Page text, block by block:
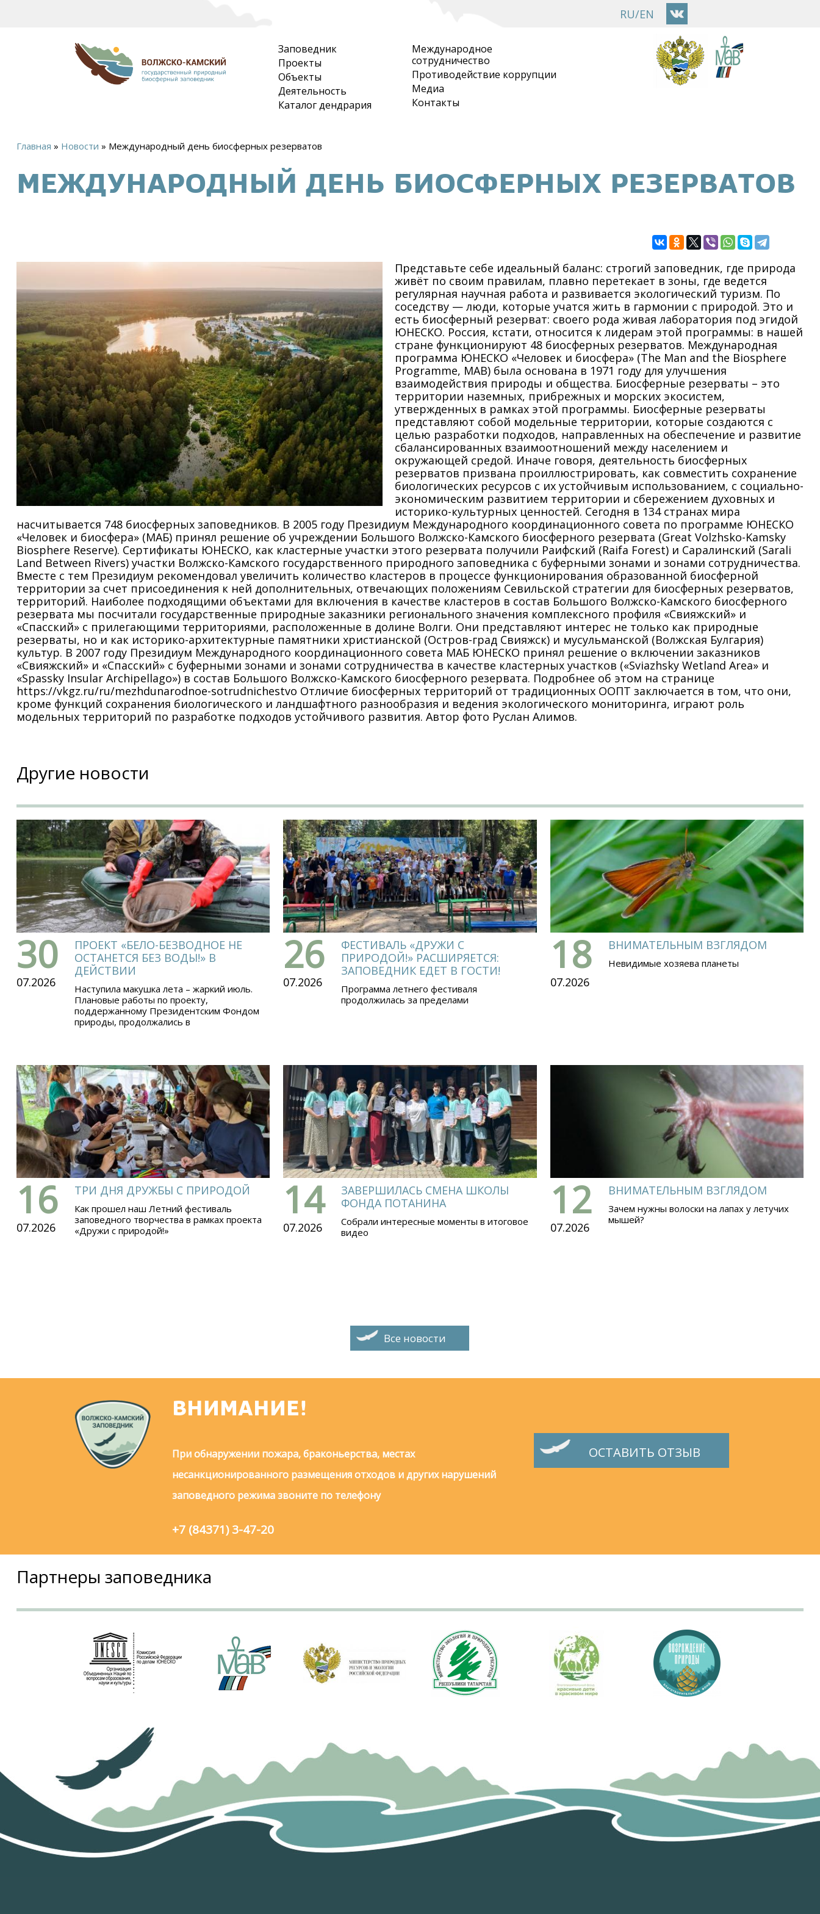
RU/EN
Заповедник
Проекты
Объекты
Деятельность
Каталог дендрария
Международное
сотрудничество
Противодействие коррупции
Медиа
Контакты
здесь
Главная » Новости » Международный день биосферных резерватов
МЕЖДУНАРОДНЫЙ ДЕНЬ БИОСФЕРНЫХ РЕЗЕРВАТОВ
Представьте себе идеальный баланс: строгий заповедник, где природа
живёт по своим правилам, плавно перетекает в зоны, где ведется
регулярная научная работа и развивается экологический туризм. По
соседству — люди, которые учатся жить в гармонии с природой. Это и
есть биосферный резерват: своего рода живая лаборатория под эгидой
ЮНЕСКО. Россия, кстати, относится к лидерам этой программы: в нашей
стране функционируют 48 биосферных резерватов. Международная
программа ЮНЕСКО «Человек и биосфера» (The Man and the Biosphere
Programme, MAB) была основана в 1971 году для улучшения
взаимодействия природы и общества. Биосферные резерваты – это
территории наземных, прибрежных и морских экосистем,
утвержденных в рамках этой программы. Биосферные резерваты
представляют собой модельные территории, которые создаются с
целью разработки подходов, направленных на обеспечение и развитие
сбалансированных взаимоотношений между населением и
окружающей средой. Иначе говоря, деятельность биосферных
резерватов призвана проиллюстрировать, как совместить сохранение
биологических ресурсов с их устойчивым использованием, с социально-
экономическим развитием территории и сбережением духовных и
историко-культурных ценностей. Сегодня в 134 странах мира
насчитывается 748 биосферных заповедников. В 2005 году Президиум Международного координационного совета по программе ЮНЕСКО
«Человек и биосфера» (МАБ) принял решение об учреждении Большого Волжско-Камского биосферного резервата (Great Volzhsko-Kamsky
Biosphere Reserve). Сертификаты ЮНЕСКО, как кластерные участки этого резервата получили Раифский (Raifa Forest) и Саралинский (Sarali
Land Between Rivers) участки Волжско-Камского государственного природного заповедника с буферными зонами и зонами сотрудничества.
Вместе с тем Президиум рекомендовал увеличить количество кластеров в процессе функционирования образованной биосферной
территории за счет присоединения к ней дополнительных, отвечающих положениям Севильской стратегии для биосферных резерватов,
территорий. Наиболее подходящими объектами для включения в качестве кластеров в состав Большого Волжско-Камского биосферного
резервата мы посчитали государственные природные заказники регионального значения комплексного профиля «Свияжский» и
«Спасский» с прилегающими территориями, расположенные в долине Волги. Они представляют интерес не только как природные
резерваты, но и как историко-архитектурные памятники христианской (Остров-град Свияжск) и мусульманской (Волжская Булгария)
культур. В 2007 году Президиум Международного координационного совета МАБ ЮНЕСКО принял решение о включении заказников
«Свияжский» и «Спасский» с буферными зонами и зонами сотрудничества в качестве кластерных участков («Sviazhsky Wetland Area» и
«Spassky Insular Archipellago») в состав Большого Волжско-Камского биосферного резервата. Подробнее об этом на странице
https://vkgz.ru/ru/mezhdunarodnoe-sotrudnichestvo Отличие биосферных территорий от традиционных ООПТ заключается в том, что они,
кроме функций сохранения биологического и ландшафтного разнообразия и ведения экологического мониторинга, играют роль
модельных территорий по разработке подходов устойчивого развития. Автор фото Руслан Алимов.
Другие новости
30
07.2026
ПРОЕКТ «БЕЛО-БЕЗВОДНОЕ НЕ
ОСТАНЕТСЯ БЕЗ ВОДЫ!» В
ДЕЙСТВИИ
Наступила макушка лета – жаркий июль.
Плановые работы по проекту,
поддержанному Президентским Фондом
природы, продолжались в
26
07.2026
ФЕСТИВАЛЬ «ДРУЖИ С
ПРИРОДОЙ!» РАСШИРЯЕТСЯ:
ЗАПОВЕДНИК ЕДЕТ В ГОСТИ!
Программа летнего фестиваля
продолжилась за пределами
18
07.2026
ВНИМАТЕЛЬНЫМ ВЗГЛЯДОМ
Невидимые хозяева планеты
16
07.2026
ТРИ ДНЯ ДРУЖБЫ С ПРИРОДОЙ
Как прошел наш Летний фестиваль
заповедного творчества в рамках проекта
«Дружи с природой!»
14
07.2026
ЗАВЕРШИЛАСЬ СМЕНА ШКОЛЫ
ФОНДА ПОТАНИНА
Собрали интересные моменты в итоговое
видео
12
07.2026
ВНИМАТЕЛЬНЫМ ВЗГЛЯДОМ
Зачем нужны волоски на лапах у летучих
мышей?
Все новости
ВНИМАНИЕ!
При обнаружении пожара, браконьерства, местах
несанкционированного размещения отходов и других нарушений
заповедного режима звоните по телефону
+7 (84371) 3-47-20
ОСТАВИТЬ ОТЗЫВ
Партнеры заповедника